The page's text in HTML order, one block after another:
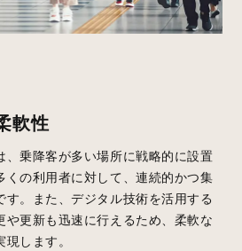
軟性
、乗降客が多い場所に戦略的に設置
くの利用者に対して、連続的かつ集
す。また、デジタル技術を活用する
や更新も迅速に行えるため、柔軟な
します。